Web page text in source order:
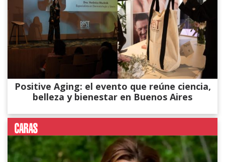
Positive Aging: el evento que reúne ciencia,
belleza y bienestar en Buenos Aires